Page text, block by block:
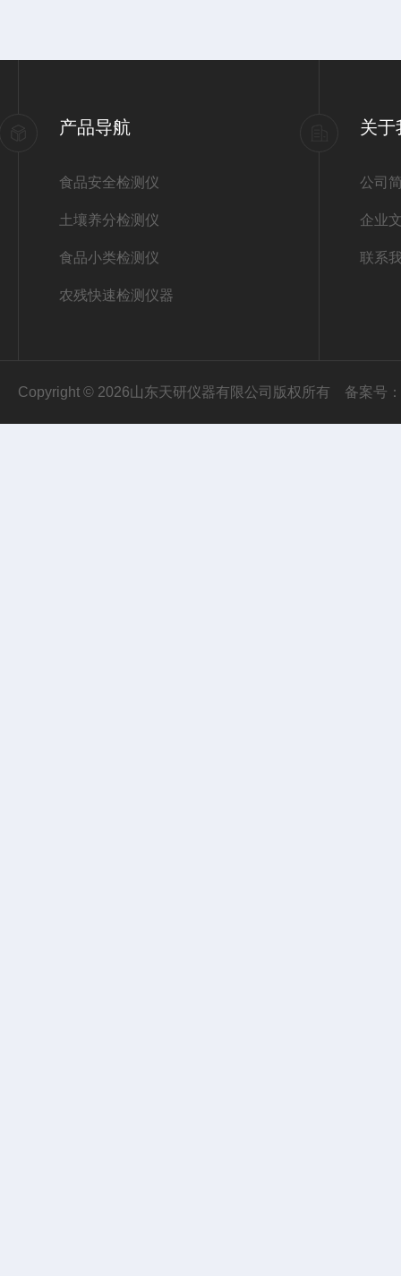
产品导航
食品安全检测仪
土壤养分检测仪
食品小类检测仪
农残快速检测仪器
关于
公司
企业
联系
Copyright © 2026山东天研仪器有限公司版权所有 备案号